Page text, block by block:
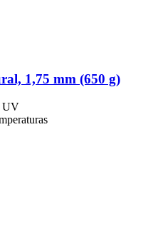
1,75 mm (650 g)
UV